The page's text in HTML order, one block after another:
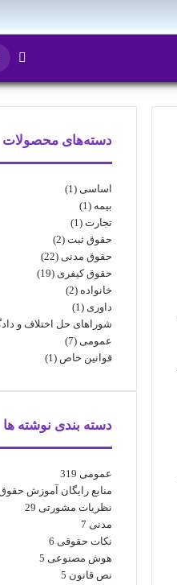
دسته‌های محصولات
اساسی (1)
بیمه (1)
تجارت (1)
حقوق ثبت (2)
حقوق مدنی (22)
حقوق کیفری (19)
خانواده (2)
داوری (1)
شوراهای حل اختلاف و
عمومی (7)
قوانین خاص (1)
دسته بندی نوشته ها
عمومی 319
منابع رایگان آموزش
نظریات مشورتی 29
مدنی 7
نکات حقوقی 6
هوش مصنوعی 5
نص قانون 5